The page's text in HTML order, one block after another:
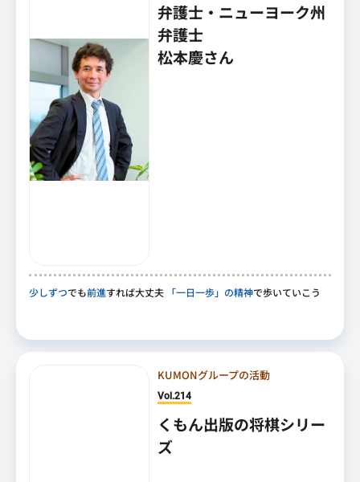
弁護士・ニューヨーク州
弁護士
松本慶さん
少しずつでも前進すれば大丈夫 「一日一歩」の精神で歩いていこう
KUMONグループの活動
Vol.214
くもん出版の将棋シリー
ズ